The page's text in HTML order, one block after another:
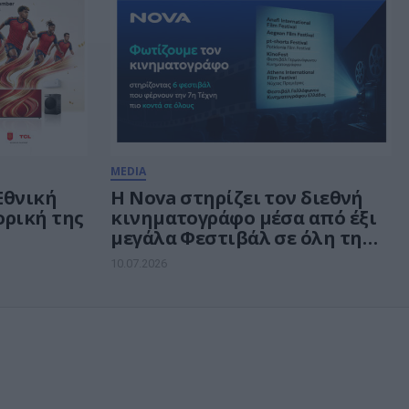
της
MEDIA
Η Nova στηρίζει τον διεθνή
κινηματογράφο μέσα από έξι
μεγάλα Φεστιβάλ σε όλη τη
χώρα
10.07.2026